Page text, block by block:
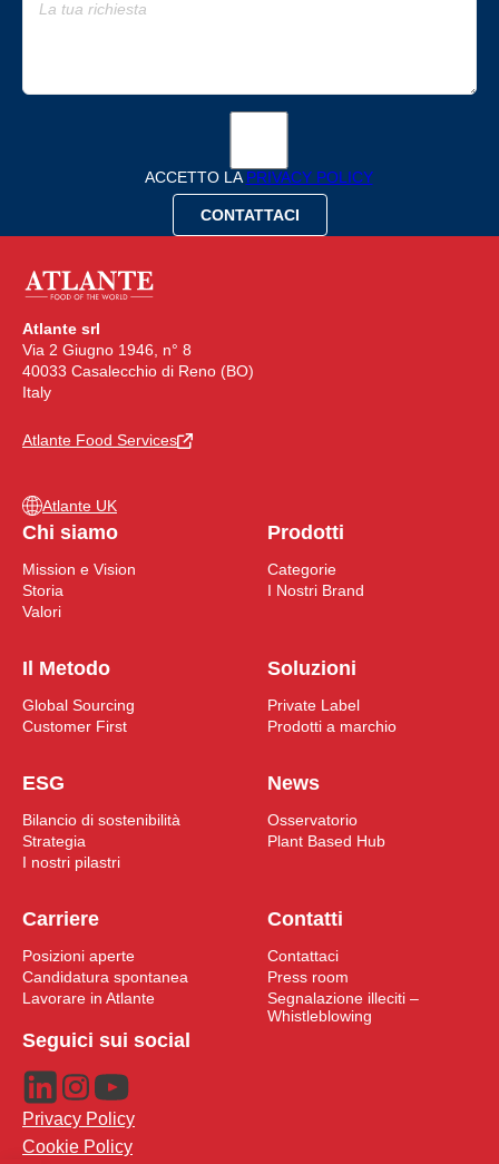
ACCETTO LAPRIVACY POLICY
Atlante srl
Via 2 Giugno 1946, n° 8
40033 Casalecchio di Reno (BO)
Italy
Atlante Food Services
Atlante UK
Chi siamo
Mission e Vision
Storia
Valori
Prodotti
Categorie
I Nostri Brand
Il Metodo
Global Sourcing
Customer First
Soluzioni
Private Label
Prodotti a marchio
ESG
Bilancio di sostenibilità
Strategia
I nostri pilastri
News
Osservatorio
Plant Based Hub
Carriere
Posizioni aperte
Candidatura spontanea
Lavorare in Atlante
Contatti
Contattaci
Press room
Segnalazione illeciti –
Whistleblowing
Seguici sui social
Privacy Policy
Cookie Policy